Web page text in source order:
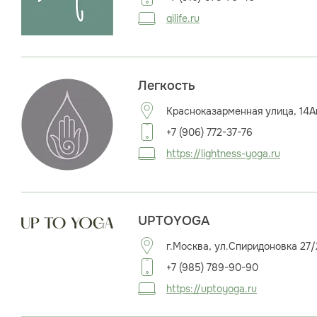
qilife.ru
Легкость
Красноказарменная улица,
+7 (906) 772-37-76
https://lightness-yoga.ru
UPTOYOGA
г.Москва, ул.Спиридоновка
+7 (985) 789-90-90
https://uptoyoga.ru